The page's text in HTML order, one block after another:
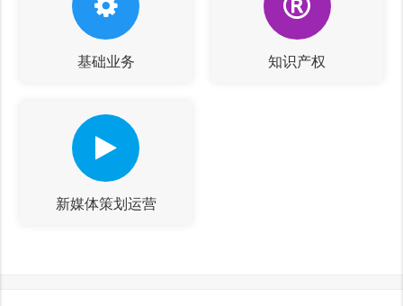
基础业务 知识产权
新媒体策划运营